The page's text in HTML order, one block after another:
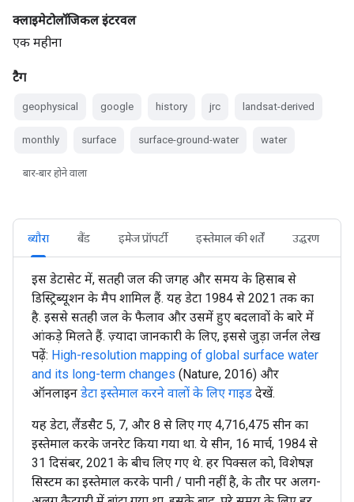
क्लाइमेटोलॉजिकल इंटरवल
एक महीना
टैग
geophysical google history jrc landsat-derived
monthly surface surface-ground-water water
बार-बार होने वाला
ब्यौरा बैंड इमेज प्रॉपर्टी इस्तेमाल की शर्तें उद्धरण
इस डेटासेट में, सतही जल की जगह और समय के हिसाब से
डिस्ट्रिब्यूशन के मैप शामिल हैं. यह डेटा 1984 से 2021 तक का
है. इससे सतही जल के फैलाव और उसमें हुए बदलावों के बारे में
आंकड़े मिलते हैं. ज़्यादा जानकारी के लिए, इससे जुड़ा जर्नल लेख
पढ़ें: High-resolution mapping of global surface water
and its long-term changes (Nature, 2016) और
ऑनलाइन डेटा इस्तेमाल करने वालों के लिए गाइड देखें.
यह डेटा, लैंडसैट 5, 7, और 8 से लिए गए 4,716,475 सीन का
इस्तेमाल करके जनरेट किया गया था. ये सीन, 16 मार्च, 1984 से
31 दिसंबर, 2021 के बीच लिए गए थे. हर पिक्सल को, विशेषज्ञ
सिस्टम का इस्तेमाल करके पानी / पानी नहीं है, के तौर पर अलग-